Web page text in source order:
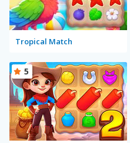
Tropical Match
5